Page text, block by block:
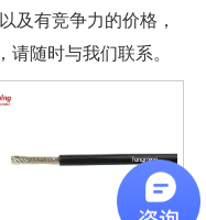
及有竞争力的价格，
请随时与我们联系。